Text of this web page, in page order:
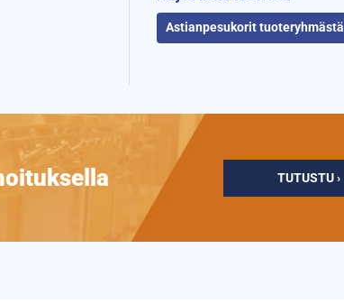
Astianpesukorit tuoteryhmästä
TUTUSTU ›